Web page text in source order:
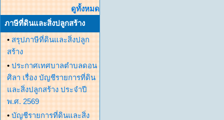
ดูทั้งหมด
ภาษีที่ดินและสิ่งปลูกสร้าง
• สรุปภาษีที่ดินและสิ่งปลูก
สร้าง
• ประกาศเทศบาลตำบลดอน
ศิลา เรื่อง บัญชีรายการที่ดิน
และสิ่งปลูกสร้าง ประจำปี
พ.ศ. 2569
• บัญชีรายการที่ดินและสิ่ง